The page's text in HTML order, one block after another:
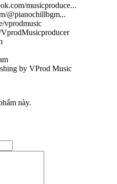
musicproduce...
@pianochillbgm...
vprodmusic
by VProd Music
này.